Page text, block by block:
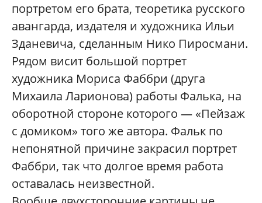
портретом его брата, теоретика русского
авангарда, издателя и художника Ильи
Зданевича, сделанным Нико Пиросмани.
Рядом висит большой портрет
художника Мориса Фаббри (друга
Михаила Ларионова) работы Фалька, на
оборотной стороне которого — «Пейзаж
с домиком» того же автора. Фальк по
непонятной причине закрасил портрет
Фаббри, так что долгое время работа
оставалась неизвестной.